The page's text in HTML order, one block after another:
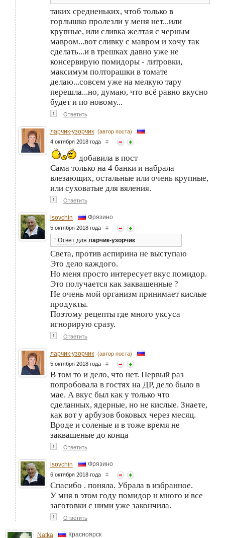
таких средненьких, чтоб только в
горлышко пролезли у меня нет...или
крупные, или сливка желтая с черным
мавром...вот сливку с мавром и хочу так
сделать...и в трешках давно уже не
консервирую помидоры - литровки,
максимум полторашки в томате
делаю...совсем уже на мелкую тару
перешла...но, думаю, что всё равно вкусно
будет и по новому...
↑ Ответить
ларчик-узорчик (автор поста)
4 октября 2018 года #
добавила в пост
Сама только на 4 банки и набрала
влезающих, остальные или очень крупные,
или суховатые для вяления.
↑ Ответить
lsovchin Фрязино
5 октября 2018 года #
↑ Ответ для ларчик-узорчик
Света, против аспирина не выступаю
Это дело каждого.
Но меня просто интересует вкус помидор.
Это получается как заквашенные ?
Не очень мой организм принимает кислые
продукты.
Поэтому рецепты где много уксуса
игнорирую сразу.
↑ Ответить
ларчик-узорчик (автор поста)
5 октября 2018 года #
В том то и дело, что нет. Первый раз
попробовала в гостях на ДР, дело было в
мае. А вкус был как у только что
сделанных, ядерные, но не кислые. Знаете,
как вот у арбузов боковых через месяц.
Вроде и соленые и в тоже время не
заквашеные до конца
↑ Ответить
lsovchin Фрязино
6 октября 2018 года #
Спасибо . поняла. Убрала в избранное.
У мня в этом году помидор н много и все
заготовки с ними уже закончила.
↑ Ответить
Natka Красноярск